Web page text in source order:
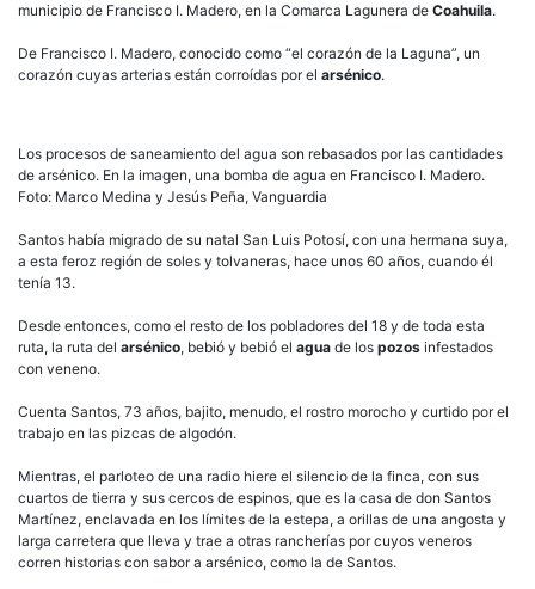
municipio de Francisco I. Madero, en la Comarca Lagunera de Coahuila.
De Francisco I. Madero, conocido como “el corazón de la Laguna”, un
corazón cuyas arterias están corroídas por el arsénico.
Los procesos de saneamiento del agua son rebasados por las cantidades
de arsénico. En la imagen, una bomba de agua en Francisco I. Madero.
Foto: Marco Medina y Jesús Peña, Vanguardia
Santos había migrado de su natal San Luis Potosí, con una hermana suya,
a esta feroz región de soles y tolvaneras, hace unos 60 años, cuando él
tenía 13.
Desde entonces, como el resto de los pobladores del 18 y de toda esta
ruta, la ruta del arsénico, bebió y bebió el agua de los pozos infestados
con veneno.
Cuenta Santos, 73 años, bajito, menudo, el rostro morocho y curtido por el
trabajo en las pizcas de algodón.
Mientras, el parloteo de una radio hiere el silencio de la finca, con sus
cuartos de tierra y sus cercos de espinos, que es la casa de don Santos
Martínez, enclavada en los límites de la estepa, a orillas de una angosta y
larga carretera que lleva y trae a otras rancherías por cuyos veneros
corren historias con sabor a arsénico, como la de Santos.